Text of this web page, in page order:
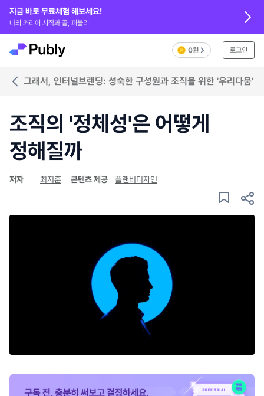
지금 바로 무료체험 해보세요!
나의 커리어 시작과 끝, 퍼블리
0원 로그인
그래서, 인터널브랜딩: 성숙한 구성원과 조직을 위한 '우리다움'
조직의 '정체성'은 어떻게
정해질까
저자 최지훈 콘텐츠 제공 플랜비디자인